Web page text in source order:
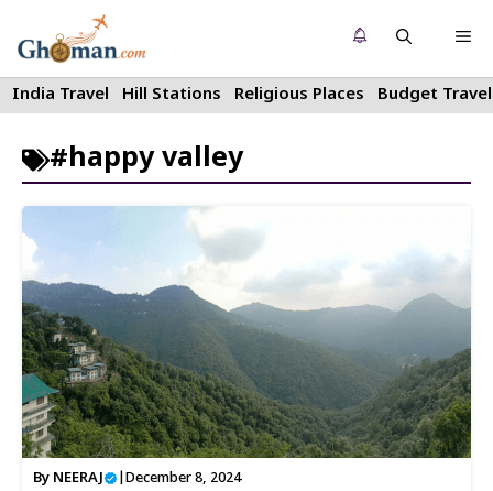
to
content
India Travel Hill Stations Religious Places Budget Travel
#happy valley
By NEERAJ December 8, 2024